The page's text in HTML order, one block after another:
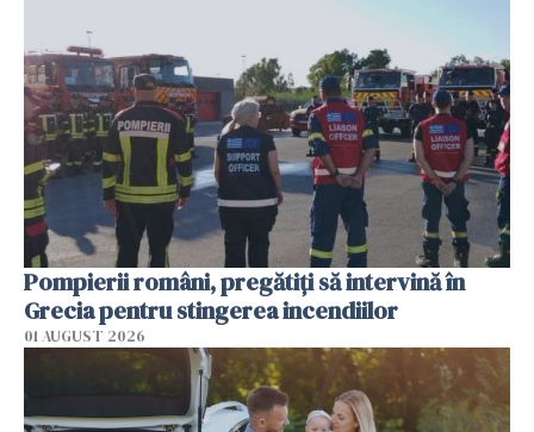
Pompierii români, pregătiţi să intervină în
Grecia pentru stingerea incendiilor
01 AUGUST 2026